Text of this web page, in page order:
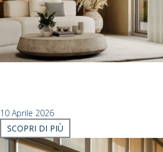
10 Aprile 2026
SCOPRI DI PIÙ